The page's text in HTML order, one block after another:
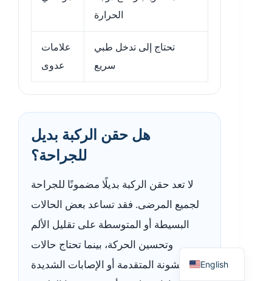
الحرارة
علامات
عدوى
تحتاج إلى تدخل طبي
سريع
هل حقن الركبة بديل
للجراحة؟
لا تعد حقن الركبة بديلًا مضمونًا للجراحة
لجميع المرضى. فقد تساعد بعض الحالات
البسيطة أو المتوسطة على تقليل الألم
وتحسين الحركة، بينما تحتاج حالات
الخشونة المتقدمة أو الإصابات الشديدة
English